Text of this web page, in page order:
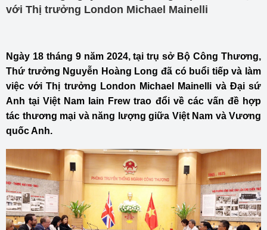
với Thị trưởng London Michael Mainelli
Ngày 18 tháng 9 năm 2024, tại trụ sở Bộ Công Thương,
Thứ trưởng Nguyễn Hoàng Long đã có buổi tiếp và làm
việc với Thị trưởng London Michael Mainelli và Đại sứ
Anh tại Việt Nam Iain Frew trao đổi về các vấn đề hợp
tác thương mại và năng lượng giữa Việt Nam và Vương
quốc Anh.